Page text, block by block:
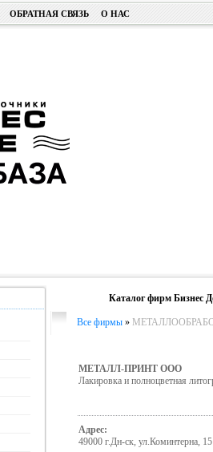
ОБРАТНАЯ СВЯЗЬ О НАС
Каталог фирм Бизнес
Все фирмы »
МЕТАЛЛ-ПРИНТ ООО
Лакировка и полноцветная
Адрес:
49000 г.Дн-ск, ул.Коминтерна, 15